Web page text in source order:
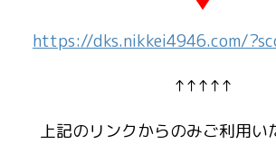
https://dks.nikkei4946.com/
↑↑↑↑↑
上記のリンクからのみご利用い